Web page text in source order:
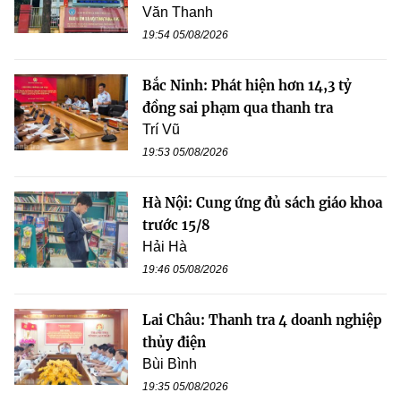
Văn Thanh
19:54 05/08/2026
Bắc Ninh: Phát hiện hơn 14,3 tỷ
đồng sai phạm qua thanh tra
Trí Vũ
19:53 05/08/2026
Hà Nội: Cung ứng đủ sách giáo khoa
trước 15/8
Hải Hà
19:46 05/08/2026
Lai Châu: Thanh tra 4 doanh nghiệp
thủy điện
Bùi Bình
19:35 05/08/2026